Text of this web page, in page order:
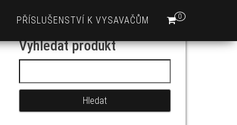
0
PŘÍSLUŠENSTVÍ K VYSAVAČŮM
Vyhledat produkt